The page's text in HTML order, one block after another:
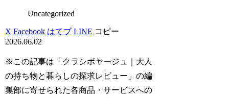
Uncategorized
X Facebook はてブ LINE コピー
2026.06.02
※この記事は「クラシボヤージュ｜大人
の持ち物と暮らしの探求レビュー」の編
集部に寄せられた各商品・サービスへの